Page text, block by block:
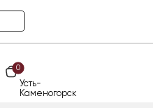
0
Усть-
Каменогорск